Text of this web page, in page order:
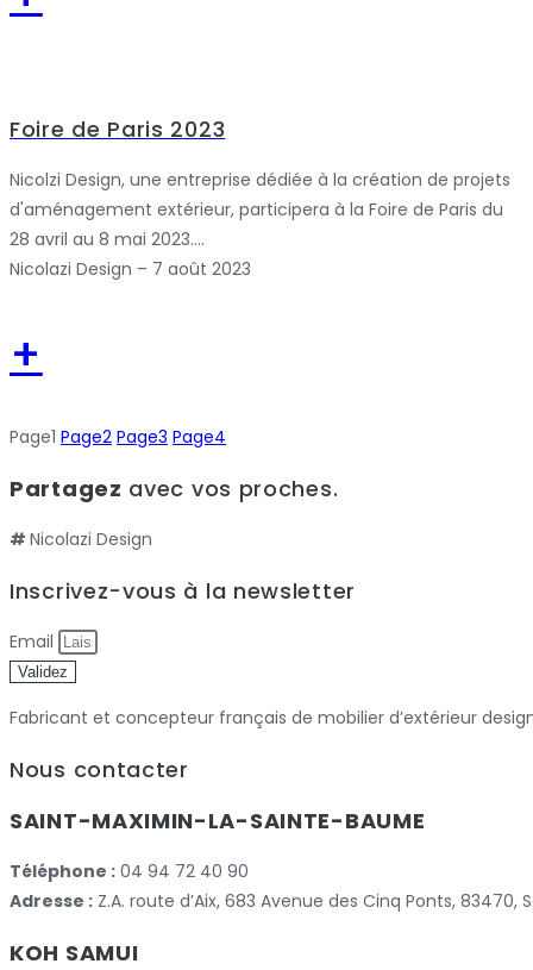
Foire de Paris 2023
Nicolzi Design, une entreprise dédiée à la création de projets
d'aménagement extérieur, participera à la Foire de Paris du
28 avril au 8 mai 2023....
Nicolazi Design – 7 août 2023
+
Page1 Page2 Page3 Page4
Partagez avec vos proches.
# Nicolazi Design
Inscrivez-vous à la newsletter
Email
Validez
Fabricant et concepteur français de mobilier d’extérieur
Nous contacter
SAINT-MAXIMIN-LA-SAINTE-BAUME
Téléphone : 04 94 72 40 90
Adresse : Z.A. route d’Aix, 683 Avenue des Cinq Ponts,
KOH SAMUI